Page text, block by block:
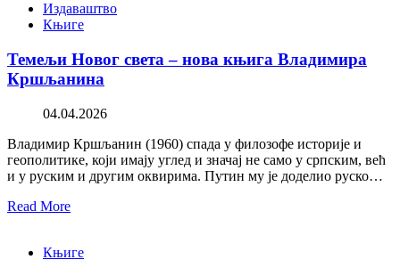
Издаваштво
Књиге
Темељи Новог света – нова књига Владимира
Кршљанина
04.04.2026
Владимир Кршљанин (1960) спада у филозофе историје и
геополитике, који имају углед и значај не само у српским, већ
и у руским и другим оквирима. Путин му је доделио руско…
Read More
Књиге